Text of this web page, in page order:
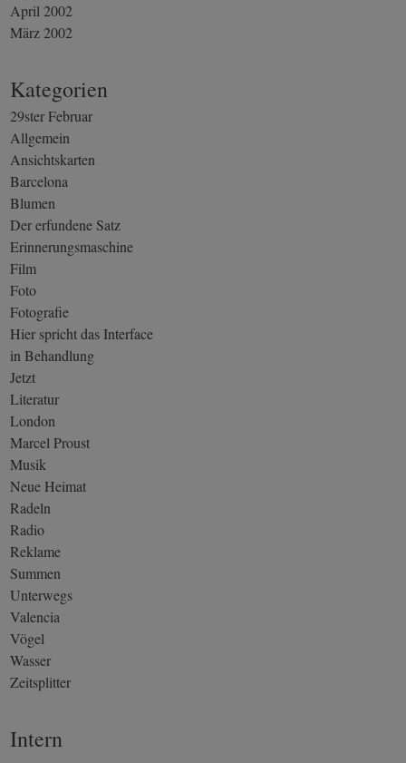
April 2002
März 2002
Kategorien
29ster Februar
Allgemein
Ansichtskarten
Barcelona
Blumen
Der erfundene Satz
Erinnerungsmaschine
Film
Foto
Fotografie
Hier spricht das Interface
in Behandlung
Jetzt
Literatur
London
Marcel Proust
Musik
Neue Heimat
Radeln
Radio
Reklame
Summen
Unterwegs
Valencia
Vögel
Wasser
Zeitsplitter
Intern